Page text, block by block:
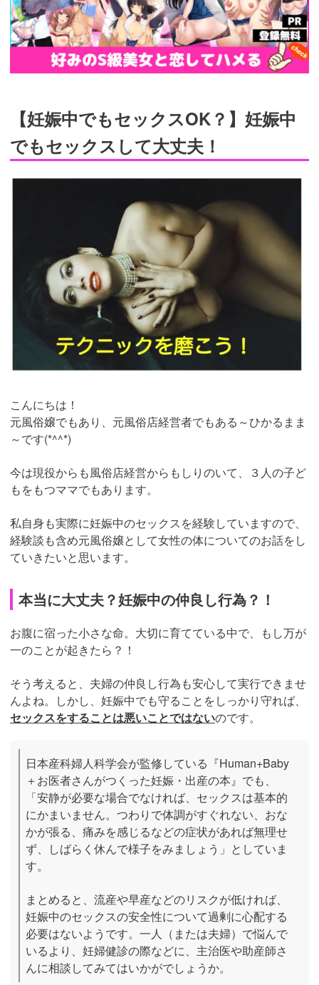
【妊娠中でもセックスOK？】妊娠中
でもセックスして大丈夫！
こんにちは！
元風俗嬢でもあり、元風俗店経営者でもある～ひかるまま
～です(*^^*)
今は現役からも風俗店経営からもしりのいて、３人の子ど
もをもつママでもあります。
私自身も実際に妊娠中のセックスを経験していますので、
経験談も含め元風俗嬢として女性の体についてのお話をし
ていきたいと思います。
本当に大丈夫？妊娠中の仲良し行為？！
お腹に宿った小さな命。大切に育てている中で、もし万が
一のことが起きたら？！
そう考えると、夫婦の仲良し行為も安心して実行できませ
んよね。しかし、妊娠中でも守ることをしっかり守れば、
セックスをすることは悪いことではないのです。
日本産科婦人科学会が監修している『Human+Baby
＋お医者さんがつくった妊娠・出産の本』でも、
「安静が必要な場合でなければ、セックスは基本的
にかまいません。つわりで体調がすぐれない、おな
かが張る、痛みを感じるなどの症状があれば無理せ
ず、しばらく休んで様子をみましょう」としていま
す。
まとめると、流産や早産などのリスクが低ければ、
妊娠中のセックスの安全性について過剰に心配する
必要はないようです。一人（または夫婦）で悩んで
いるより、妊婦健診の際などに、主治医や助産師さ
んに相談してみてはいかがでしょうか。